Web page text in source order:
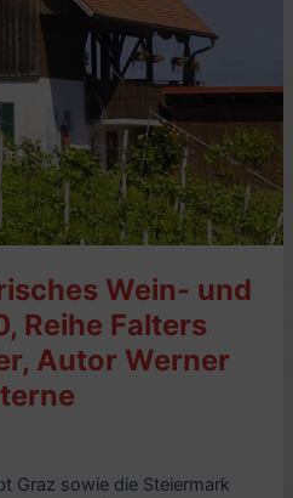
Wein- und
Reihe Falters
Autor Werner
Graz sowie die Steiermark